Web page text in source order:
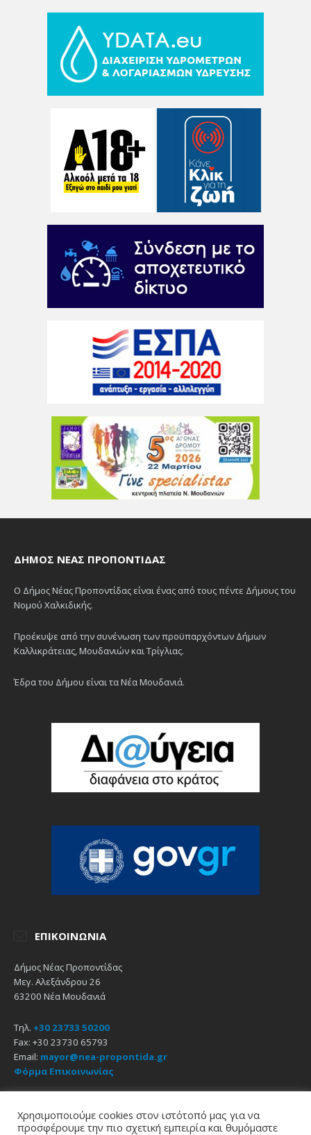
ΔΉΜΟΣ ΝΈΑΣ ΠΡΟΠΟΝΤΊΔΑΣ
Ο Δήμος Νέας Προποντίδας είναι ένας από τους πέντε Δήμους του
Νομού Χαλκιδικής.
Προέκυψε από την συνένωση των προϋπαρχόντων Δήμων
Καλλικράτειας, Μουδανιών και Τρίγλιας.
Έδρα του Δήμου είναι τα Νέα Μουδανιά.
ΕΠΙΚΟΙΝΩΝΊΑ
Δήμος Νέας Προποντίδας
Μεγ. Αλεξάνδρου 26
63200 Νέα Μουδανιά
Τηλ. +30 23733 50200
Fax: +30 23730 65793
Email: mayor@nea-propontida.gr
Φόρμα Επικοινωνίας
Χρησιμοποιούμε cookies στον ιστότοπό μας για να
προσφέρουμε την πιο σχετική εμπειρία και θυμόμαστε